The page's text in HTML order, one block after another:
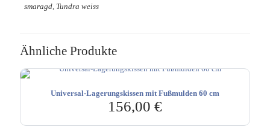
smaragd, Tundra weiss
Ähnliche Produkte
Universal-Lagerungskissen mit Fußmulden 60 cm
156,00 €